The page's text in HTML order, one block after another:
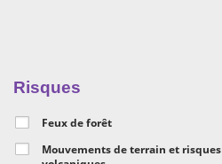
Risques
Feux de forêt
Mouvements de terrain et risques